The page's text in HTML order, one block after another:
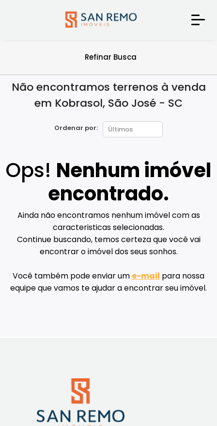
Refinar Busca
Não encontramos terrenos à venda
em Kobrasol, São José - SC
Ordenar por:
Ops! Nenhum imóvel
encontrado.
Ainda não encontramos nenhum imóvel com as
caracteristicas selecionadas.
Continue buscando, temos certeza que você vai
encontrar o imóvel dos seus sonhos.
Você também pode enviar um e-mail para nossa
equipe que vamos te ajudar a encontrar seu imóvel.